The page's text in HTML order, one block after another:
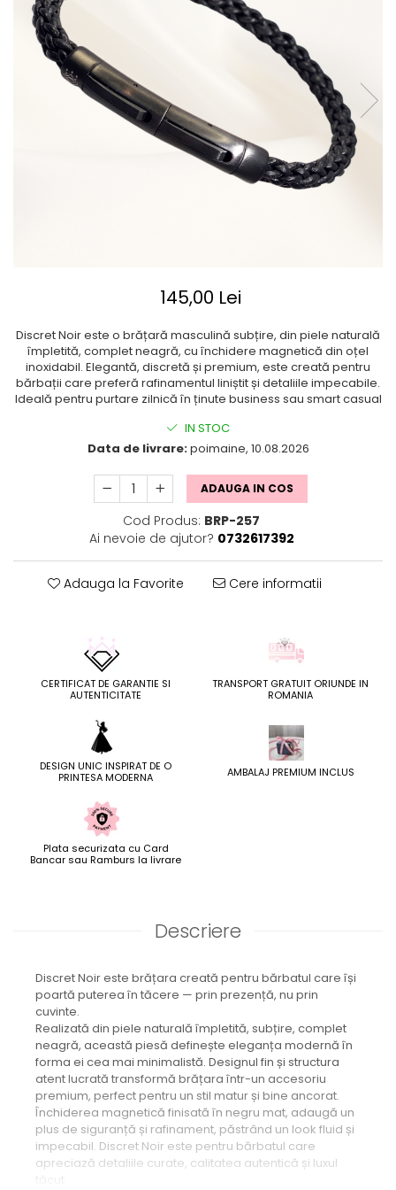
145,00 Lei
Discret Noir este o brățară masculină subțire, din piele naturală
împletită, complet neagră, cu închidere magnetică din oțel
inoxidabil. Elegantă, discretă și premium, este creată pentru
bărbații care preferă rafinamentul liniștit și detaliile impecabile.
Ideală pentru purtare zilnică în ținute business sau smart casual
IN STOC
Data de livrare:poimaine, 10.08.2026
ADAUGA IN COS
Cod Produs: BRP-257
Ai nevoie de ajutor? 0732617392
Adauga la Favorite Cere informatii
CERTIFICAT DE GARANTIE SI
AUTENTICITATE
TRANSPORT GRATUIT ORIUNDE IN
ROMANIA
DESIGN UNIC INSPIRAT DE O
PRINTESA MODERNA
AMBALAJ PREMIUM INCLUS
Plata securizata cu Card
Bancar sau Ramburs la livrare
Descriere
Discret Noir este brățara creată pentru bărbatul care își
poartă puterea în tăcere — prin prezență, nu prin
cuvinte.
Realizată din piele naturală împletită, subțire, complet
neagră, această piesă definește eleganța modernă în
forma ei cea mai minimalistă. Designul fin și structura
atent lucrată transformă brățara într-un accesoriu
premium, perfect pentru un stil matur și bine ancorat.
Închiderea magnetică finisată în negru mat, adaugă un
plus de siguranță și rafinament, păstrând un look fluid și
impecabil. Discret Noir este pentru bărbatul care
apreciază detaliile curate, calitatea autentică și luxul